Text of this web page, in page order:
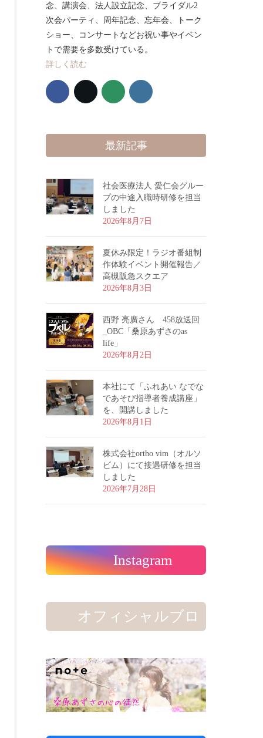
念、講演会、法人設立記念、ブライダル2
次会パーティ、周年記念、忘年会、トーク
ショー、コンサートなどお祝い事やイベン
トで需要を多数受けている。
詳しく読む
最新記事
社会医療法人 愛仁会グルー
プの中途入職時研修を担当
しました
2026年8月7日
夏休み限定！ラジオ番組制
作体験イベント開催報告／
高槻阪急スクエア
2026年8月3日
西野 亮廣さん 458放送回
_OBC「桑原あずさのas
life」
2026年8月2日
本社にて「ふれあい なでな
であそび指導者養成講座」
を、開講しました
2026年8月1日
株式会社ortho vim（オルソ
ビム）にて接遇研修を担当
しました
2026年7月28日
Instagram
オフィシャルブロ